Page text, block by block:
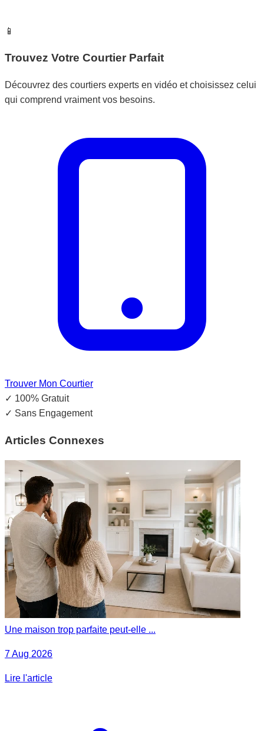
📱
Trouvez Votre Courtier Parfait
Découvrez des courtiers experts en vidéo et choisissez celui
qui comprend vraiment vos besoins.
Trouver Mon Courtier
✓ 100% Gratuit
✓ Sans Engagement
Articles Connexes
Une maison trop parfaite peut-elle ...
7 Aug 2026
Lire l'article